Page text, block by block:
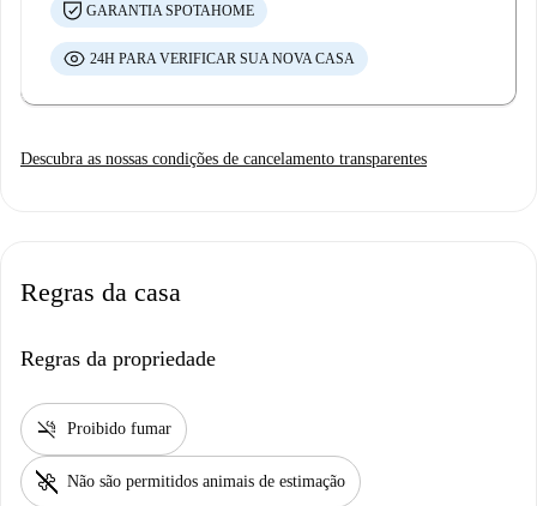
GARANTIA SPOTAHOME
24H PARA VERIFICAR SUA NOVA CASA
Descubra as nossas condições de cancelamento transparentes
Regras da casa
Regras da propriedade
smoke_free Proibido fumar
pet_supplies Não são permitidos animais de estimação